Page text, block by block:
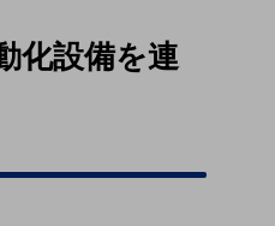
化設備を連